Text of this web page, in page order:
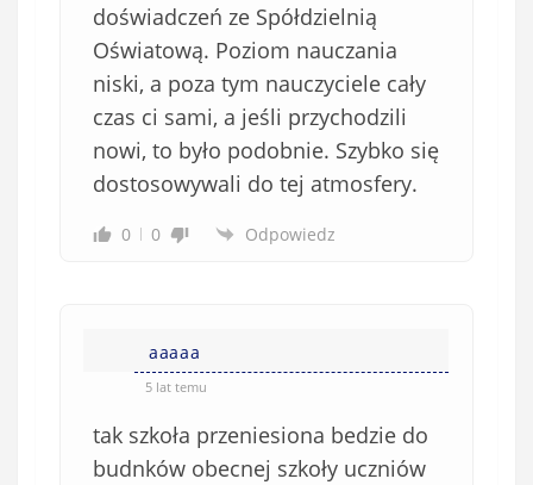
doświadczeń ze Spółdzielnią
Oświatową. Poziom nauczania
niski, a poza tym nauczyciele cały
czas ci sami, a jeśli przychodzili
nowi, to było podobnie. Szybko się
dostosowywali do tej atmosfery.
0 0 Odpowiedz
aaaaa
5 lat temu
tak szkoła przeniesiona bedzie do
budnków obecnej szkoły uczniów